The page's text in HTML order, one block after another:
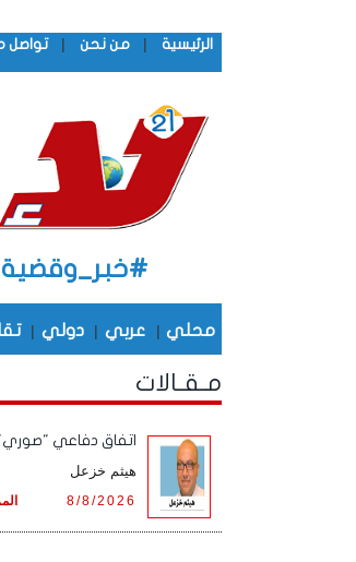
الرئيسية | من نحن | تواصل
#خبر_وقضية
محلي | عربي | دولي |
مـقـالات
اتفاق دفاعي
هيثم خزعل
8/8/2026